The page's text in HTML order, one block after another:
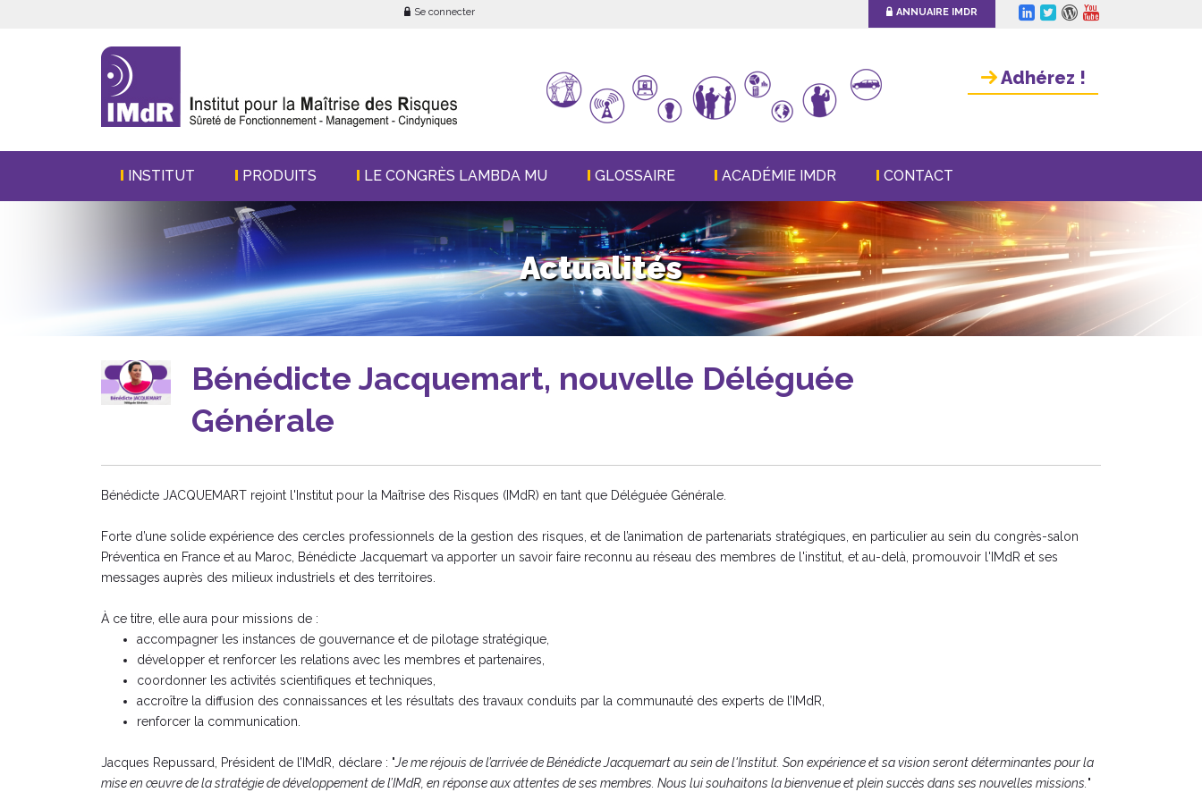
Se connecter ANNUAIRE IMDR
Adhérez !
INSTITUT PRODUITS LE CONGRÈS LAMBDA MU GLOSSAIRE ACADÉMIE IMDR CONTACT
Actualités
Bénédicte Jacquemart, nouvelle Déléguée
Générale
Bénédicte JACQUEMART rejoint l'Institut pour la Maîtrise des Risques (IMdR) en tant que Déléguée Générale.
Forte d’une solide expérience des cercles professionnels de la gestion des risques, et de l’animation de partenariats stratégiques, en particulier au sein du congrès-salon
Préventica en France et au Maroc, Bénédicte Jacquemart va apporter un savoir faire reconnu au réseau des membres de l'institut, et au-delà, promouvoir l'IMdR et ses
messages auprès des milieux industriels et des territoires.
À ce titre, elle aura pour missions de :
accompagner les instances de gouvernance et de pilotage stratégique,
développer et renforcer les relations avec les membres et partenaires,
coordonner les activités scientifiques et techniques,
accroître la diffusion des connaissances et les résultats des travaux conduits par la communauté des experts de l’IMdR,
renforcer la communication.
Jacques Repussard, Président de l’IMdR, déclare : "Je me réjouis de l’arrivée de Bénédicte Jacquemart au sein de l'Institut. Son expérience et sa vision seront déterminantes pour la
mise en œuvre de la stratégie de développement de l’IMdR, en réponse aux attentes de ses membres. Nous lui souhaitons la bienvenue et plein succès dans ses nouvelles missions. "